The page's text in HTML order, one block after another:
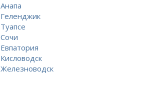
Анапа
Геленджик
Туапсе
Сочи
Евпатория
Кисловодск
Железноводск